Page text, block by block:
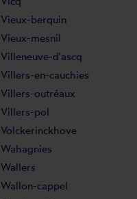
Vieux-berquin
Vieux-mesnil
Villeneuve-d'ascq
Villers-en-cauchies
Villers-outréaux
Villers-pol
Volckerinckhove
Wahagnies
Wallers
Wallon-cappel